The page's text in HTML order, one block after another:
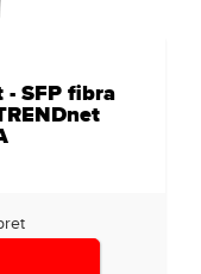
SFP fibra